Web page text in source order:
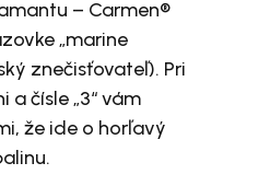
– Carmen®
„marine
znečisťovateľ). Pri
a čísle „3“ vám
že ide o horľavý